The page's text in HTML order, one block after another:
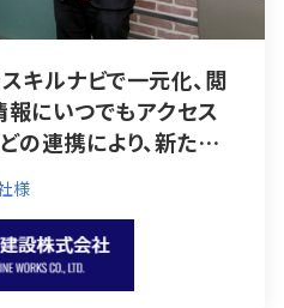
キルナビで一元化、閲
にいつでもアクセス
の連携により、新たな
様